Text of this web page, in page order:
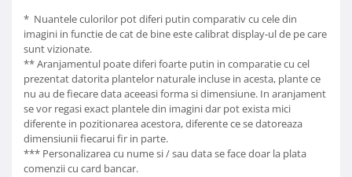
* Nuantele culorilor pot diferi putin comparativ cu cele din
imagini in functie de cat de bine este calibrat display-ul de pe care
sunt vizionate.
** Aranjamentul poate diferi foarte putin in comparatie cu cel
prezentat datorita plantelor naturale incluse in acesta, plante ce
nu au de fiecare data aceeasi forma si dimensiune. In aranjament
se vor regasi exact plantele din imagini dar pot exista mici
diferente in pozitionarea acestora, diferente ce se datoreaza
dimensiunii fiecarui fir in parte.
*** Personalizarea cu nume si / sau data se face doar la plata
comenzii cu card bancar.